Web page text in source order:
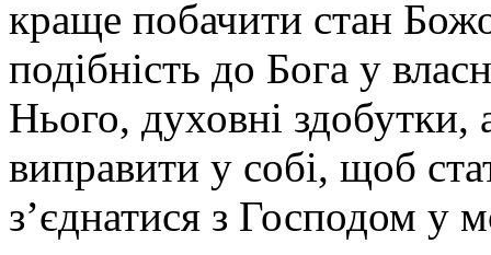
краще побачити стан
подібність до Бога у
Нього, духовні здобутки,
виправити у собі, щоб
з’єднатися з Господом у